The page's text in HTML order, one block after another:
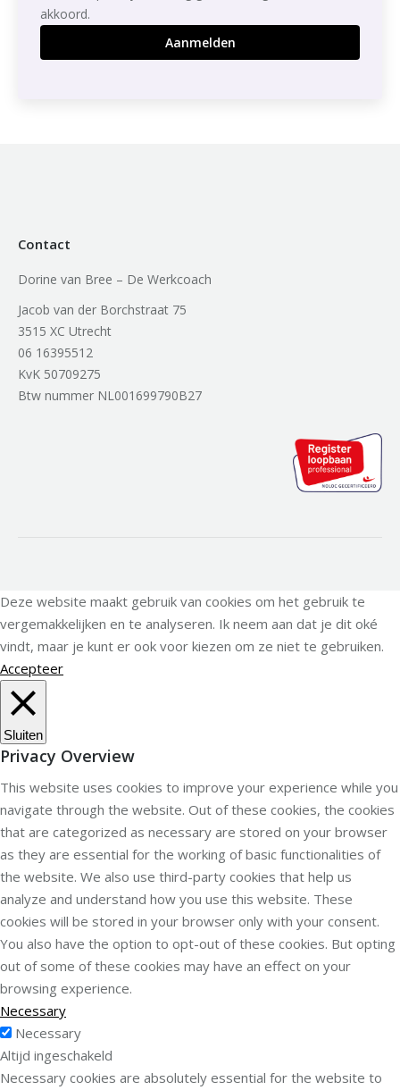
akkoord.
Contact
Dorine van Bree – De Werkcoach
Jacob van der Borchstraat 75
3515 XC Utrecht
06 16395512
KvK 50709275
Btw nummer NL001699790B27
Deze website maakt gebruik van cookies om het gebruik te
vergemakkelijken en te analyseren. Ik neem aan dat je dit oké
vindt, maar je kunt er ook voor kiezen om ze niet te gebruiken.
Accepteer
Sluiten
Privacy Overview
This website uses cookies to improve your experience while you
navigate through the website. Out of these cookies, the cookies
that are categorized as necessary are stored on your browser
as they are essential for the working of basic functionalities of
the website. We also use third-party cookies that help us
analyze and understand how you use this website. These
cookies will be stored in your browser only with your consent.
You also have the option to opt-out of these cookies. But opting
out of some of these cookies may have an effect on your
browsing experience.
Necessary
Necessary
Altijd ingeschakeld
Necessary cookies are absolutely essential for the website to